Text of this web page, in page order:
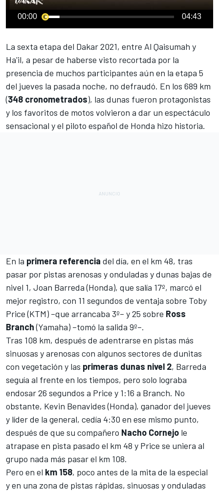
00:00 04:43
La sexta etapa del Dakar 2021, entre Al Qaisumah y
Ha'il, a pesar de haberse visto recortada por la
presencia de muchos participantes aún en la etapa 5
del jueves la pasada noche, no defraudó. En los 689 km
(348 cronometrados), las dunas fueron protagonistas
y los favoritos de motos volvieron a dar un espectáculo
sensacional y el piloto español de Honda hizo historia.
En la primera referencia del día, en el km 48, tras
pasar por pistas arenosas y onduladas y dunas bajas de
nivel 1, Joan Barreda(Honda), que salía 17º, marcó el
mejor registro, con 11 segundos de ventaja sobre Toby
Price (KTM) –que arrancaba 3º– y 25 sobre Ross
Branch(Yamaha) –tomó la salida 9º–.
Tras 108 km, después de adentrarse en pistas más
sinuosas y arenosas con algunos sectores de dunitas
con vegetación y las primeras dunas nivel 2, Barreda
seguía al frente en los tiempos, pero solo lograba
endosar 26 segundos a Price y 1:16 a Branch. No
obstante, Kevin Benavides (Honda), ganador del jueves
y líder de la general, cedía 4:30 en ese mismo punto,
después de que su compañero Nacho Cornejo le
atrapase en pista pasado el km 48 y Price se uniera al
grupo nada más pasar el km 108.
Pero en el km 158, poco antes de la mita de la especial
y en una zona de pistas rápidas, sinuosas y onduladas